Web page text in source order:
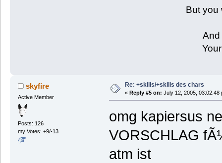
But you
And
skyfire
Active Member
Posts: 126
my Votes: +9/-13
Re: +skills/+skills des chars
« Reply #5 on: July 12, 2005, 03:02:48
omg kapiersus
VORSCHLAG
atm ist